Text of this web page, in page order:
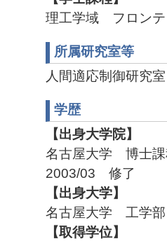
理工学域 フロンテ
所属研究室等
人間適応制御研究室
学歴
【出身大学院】
名古屋大学 博士
2003/03 修了
【出身大学】
名古屋大学 工学
【取得学位】